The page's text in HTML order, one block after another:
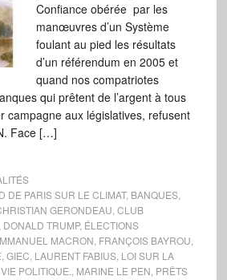
Confiance obérée par les
manœuvres d’un Système
foulant au pied les résultats
d’un référendum en 2005 et
quand nos compatriotes
qui prêtent de l’argent à tous
campagne aux législatives, refusent
Face […]
DE PARIS SUR LE CLIMAT, BANQUES,
GERONDEAU CLUB
DONALD TRUMP, ÉLECTIONS
MACRON FRANÇOIS BAYROU
GIEC LAURENT FABIUS, LOI SUR LA
POLITIQUE.
MARINE LE PEN PRÊTS